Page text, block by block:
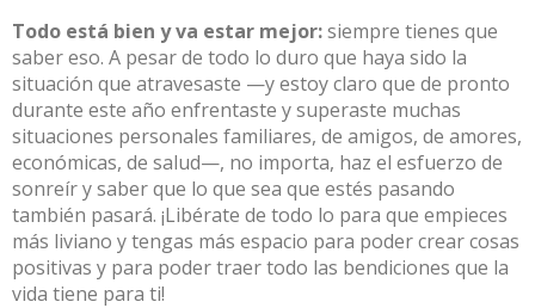
Todo está bien y va estar mejor:siempre tienes que
saber eso. A pesar de todo lo duro que haya sido la
situación que atravesaste —y estoy claro que de pronto
durante este año enfrentaste y superaste muchas
situaciones personales familiares, de amigos, de amores,
económicas, de salud—, no importa, haz el esfuerzo de
sonreír y saber que lo que sea que estés pasando
también pasará. ¡Libérate de todo lo para que empieces
más liviano y tengas más espacio para poder crear cosas
positivas y para poder traer todo las bendiciones que la
vida tiene para ti!